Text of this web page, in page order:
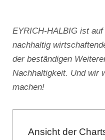
EYRICH-HALBIG ist
nachhaltig
der beständigen
Nachhaltigkeit. Und wir
machen!
Ansicht der